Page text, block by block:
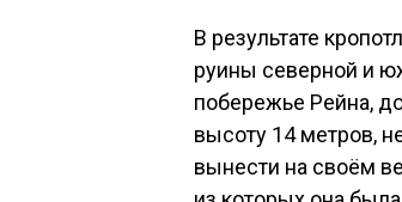
В результате
руины северной и
побережье Рейна,
высоту 14 метров,
вынести на своём